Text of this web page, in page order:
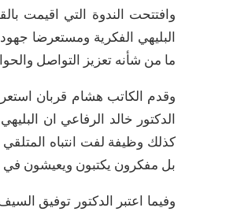
وافتتحت الندوة التي اقيمت
البليهي الفكرية ومستعرضا
ما من شأنه تعزيز التواصل
وقدم الكاتب هشام قربان
الدكتور خالد الرفاعي ان
كذلك وظيفة لفت انتباه
بل مفكرون يكتبون ويعيشون
وفيما اعتبر الدكتور توفيق